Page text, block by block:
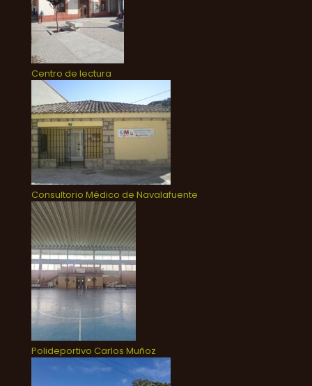
Centro de lectura
Consultorio Médico de Navalafuente
Polideportivo Carlos Muñoz